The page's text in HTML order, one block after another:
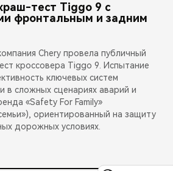
тест Tiggo 9 с
фронтальным и задним
Chery провела публичный
кроссовера Tiggo 9. Испытание
ключевых систем
в сложных сценариях аварий и
«Safety For Family»
ориентированный на защиту
дорожных условиях.